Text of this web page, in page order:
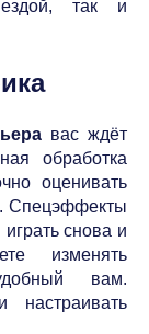
ездой, так и
вас ждёт
обработка
оценивать
Спецэффекты
снова и
изменять
вам.